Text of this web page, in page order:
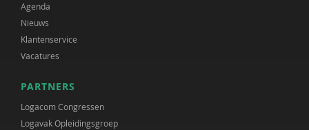
Agenda
Nieuws
Klantenservice
Vacatures
PARTNERS
Logacom Congressen
Logavak Opleidingsgroep